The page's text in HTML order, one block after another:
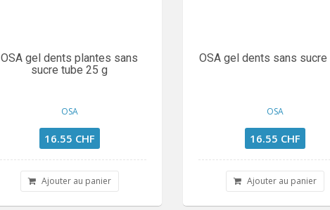
OSA gel dents plantes sans
sucre tube 25 g
OSA
16.55 CHF
Ajouter au panier
OSA gel dents sans sucre
OSA
16.55 CHF
Ajouter au panier